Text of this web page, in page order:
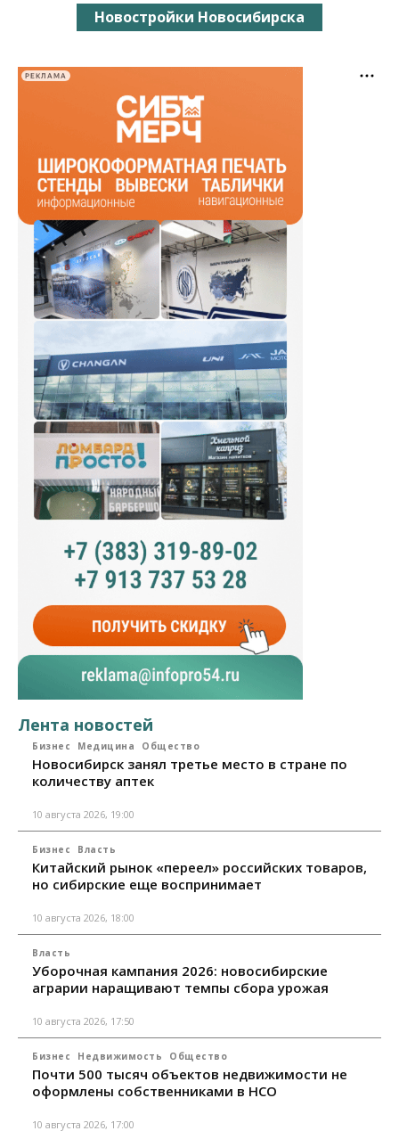
Новостройки Новосибирска
РЕКЛАМА
Лента новостей
Бизнес Медицина Общество
Новосибирск занял третье место в стране по
количеству аптек
10 августа 2026, 19:00
Бизнес Власть
Китайский рынок «переел» российских товаров,
но сибирские еще воспринимает
10 августа 2026, 18:00
Власть
Уборочная кампания 2026: новосибирские
аграрии наращивают темпы сбора урожая
10 августа 2026, 17:50
Бизнес Недвижимость Общество
Почти 500 тысяч объектов недвижимости не
оформлены собственниками в НСО
10 августа 2026, 17:00